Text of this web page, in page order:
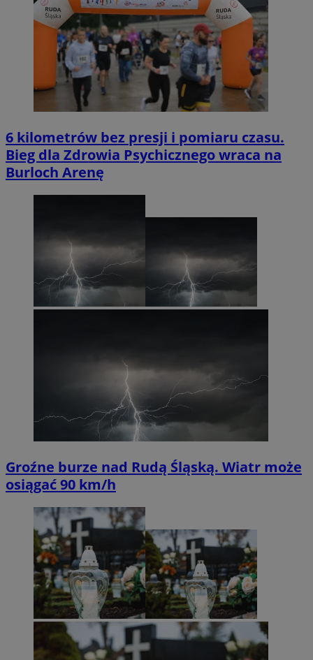
6 kilometrów bez presji i pomiaru czasu.
Bieg dla Zdrowia Psychicznego wraca na
Burloch Arenę
Groźne burze nad Rudą Śląską. Wiatr może
osiągać 90 km/h